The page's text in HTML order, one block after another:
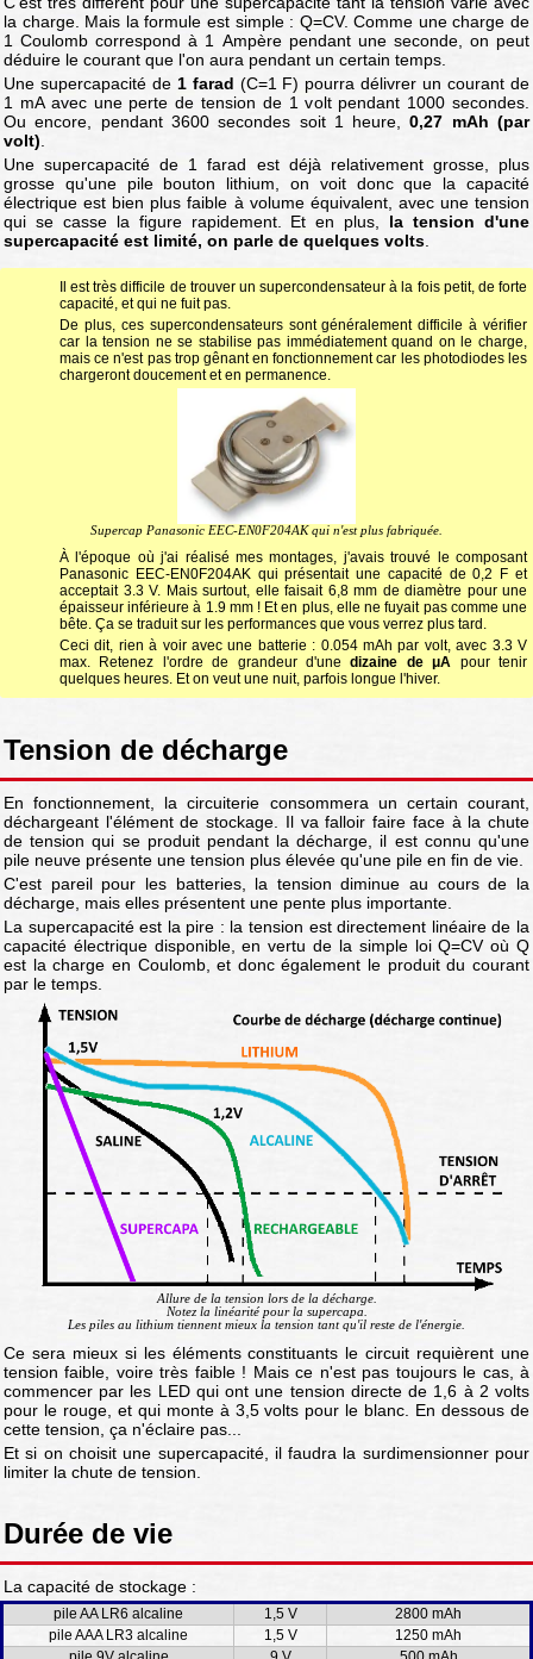
la charge. Mais la formule est simple : Q=CV. Comme une charge de
1 Coulomb correspond à 1 Ampère pendant une seconde, on peut
déduire le courant que l'on aura pendant un certain temps.
Une supercapacité de 1 farad (C=1 F) pourra délivrer un courant de
1 mA avec une perte de tension de 1 volt pendant 1000 secondes.
Ou encore, pendant 3600 secondes soit 1 heure,0,27 mAh (par
volt).
Une supercapacité de 1 farad est déjà relativement grosse, plus
grosse qu'une pile bouton lithium, on voit donc que la capacité
électrique est bien plus faible à volume équivalent, avec une tension
qui se casse la figure rapidement. Et en plus, la tension d'une
supercapacité est limité, on parle de quelques volts.
Il est très difficile de trouver un supercondensateur à la fois petit, de forte
capacité, et qui ne fuit pas.
De plus, ces supercondensateurs sont généralement difficile à vérifier
car la tension ne se stabilise pas immédiatement quand on le charge,
mais ce n'est pas trop gênant en fonctionnement car les photodiodes les
chargeront doucement et en permanence.
Supercap Panasonic EEC-EN0F204AK qui n'est plus fabriquée.
À l'époque où j'ai réalisé mes montages, j'avais trouvé le composant
Panasonic EEC-EN0F204AK qui présentait une capacité de 0,2 F et
acceptait 3.3 V. Mais surtout, elle faisait 6,8 mm de diamètre pour une
épaisseur inférieure à 1.9 mm ! Et en plus, elle ne fuyait pas comme une
bête. Ça se traduit sur les performances que vous verrez plus tard.
Ceci dit, rien à voir avec une batterie : 0.054 mAh par volt, avec 3.3 V
max. Retenez l'ordre de grandeur d'unedizaine de μA pour tenir
quelques heures. Et on veut une nuit, parfois longue l'hiver.
Tension de décharge
En fonctionnement, la circuiterie consommera un certain courant,
déchargeant l'élément de stockage. Il va falloir faire face à la chute
de tension qui se produit pendant la décharge, il est connu qu'une
pile neuve présente une tension plus élevée qu'une pile en fin de vie.
C'est pareil pour les batteries, la tension diminue au cours de la
décharge, mais elles présentent une pente plus importante.
La supercapacité est la pire : la tension est directement linéaire de la
capacité électrique disponible, en vertu de la simple loi Q=CV où Q
est la charge en Coulomb, et donc également le produit du courant
par le temps.
Allure de la tension lors de la décharge.
Notez la linéarité pour la supercapa.
Les piles au lithium tiennent mieux la tension tant qu'il reste de l'énergie.
Ce sera mieux si les éléments constituants le circuit requièrent une
tension faible, voire très faible ! Mais ce n'est pas toujours le cas, à
commencer par les LED qui ont une tension directe de 1,6 à 2 volts
pour le rouge, et qui monte à 3,5 volts pour le blanc. En dessous de
cette tension, ça n'éclaire pas...
Et si on choisit une supercapacité, il faudra la surdimensionner pour
limiter la chute de tension.
Durée de vie
La capacité de stockage :
pile AA LR6 alcaline 1,5 V
2800 mAh
pile AAA LR3 alcaline
1,5 V
1250 mAh